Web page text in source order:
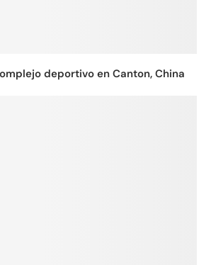
deportivo en Canton, China